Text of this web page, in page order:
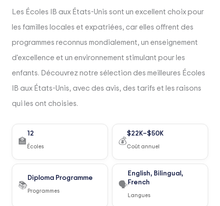
Les Écoles IB aux États-Unis sont un excellent choix pour
les familles locales et expatriées, car elles offrent des
programmes reconnus mondialement, un enseignement
d'excellence et un environnement stimulant pour les
enfants. Découvrez notre sélection des meilleures Écoles
IB aux États-Unis, avec des avis, des tarifs et les raisons
qui les ont choisies.
🏫
12
Écoles
💰
$22K–$50K
Coût annuel
📚
Diploma Programme
Programmes
🗣️
English, Bilingual,
French
Langues